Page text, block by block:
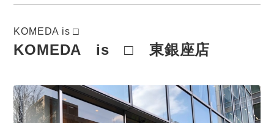
KOMEDA is □
KOMEDA is □ 東銀座店